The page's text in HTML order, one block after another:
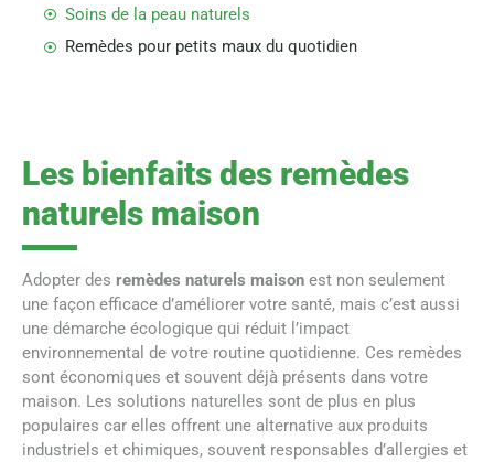
Soins de la peau naturels
Remèdes pour petits maux du quotidien
Les bienfaits des remèdes
naturels maison
Adopter des remèdes naturels maison est non seulement
une façon efficace d’améliorer votre santé, mais c’est aussi
une démarche écologique qui réduit l’impact
environnemental de votre routine quotidienne. Ces remèdes
sont économiques et souvent déjà présents dans votre
maison. Les solutions naturelles sont de plus en plus
populaires car elles offrent une alternative aux produits
industriels et chimiques, souvent responsables d’allergies et